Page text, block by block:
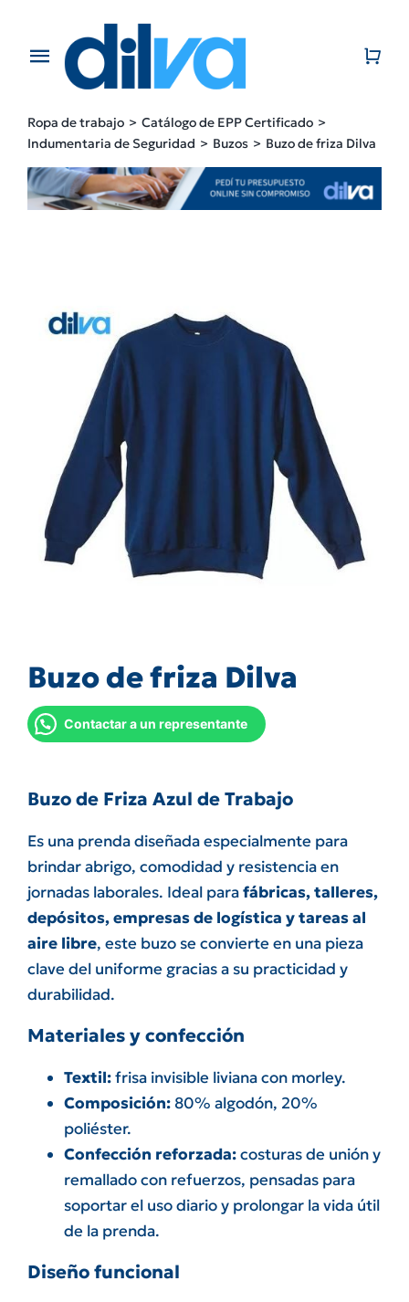
contentToggle
EMPRESA
PRODUCTOS
CONTACTO
Ropa de trabajo
Catálogo de EPP Certificado
Indumentaria de Seguridad
Buzos Buzo de friza Dilva
Buzo de friza Dilva
Contactar a un representante
Buzo de Friza Azul de Trabajo
Es una prenda diseñada especialmente para
brindar abrigo, comodidad y resistencia en
jornadas laborales. Ideal parafábricas, talleres,
depósitos, empresas de logística y tareas al
aire libre, este buzo se convierte en una pieza
clave del uniforme gracias a su practicidad y
durabilidad.
Materiales y confección
Textil:frisa invisible liviana con morley.
Composición: 80% algodón, 20%
poliéster.
Confección reforzada:costuras de unión y
remallado con refuerzos, pensadas para
soportar el uso diario y prolongar la vida útil
de la prenda.
Diseño funcional